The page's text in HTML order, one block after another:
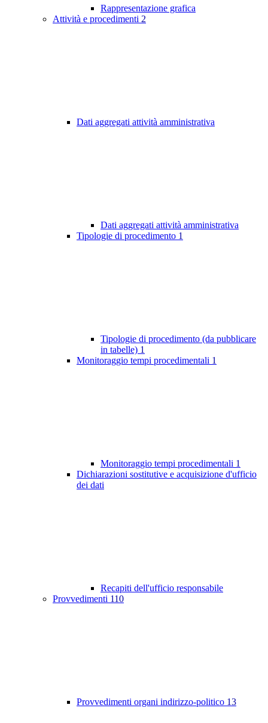
Rappresentazione grafica
Attività e procedimenti 2
Dati aggregati attività amministrativa
Dati aggregati attività amministrativa
Tipologie di procedimento 1
Tipologie di procedimento (da pubblicare
in tabelle) 1
Monitoraggio tempi procedimentali 1
Monitoraggio tempi procedimentali 1
Dichiarazioni sostitutive e acquisizione d'ufficio
dei dati
Recapiti dell'ufficio responsabile
Provvedimenti 110
Provvedimenti organi indirizzo-politico 13